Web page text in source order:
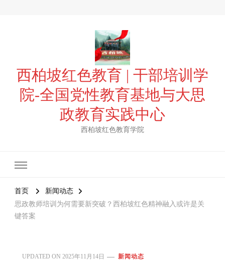
西柏坡红色教育 | 干部培训学
院-全国党性教育基地与大思
政教育实践中心
西柏坡红色教育学院
首页
新闻动态
思政教师培训为何需要新突破？西柏坡红色精神融入或许是关
键答案
UPDATED ON 2025年11月14日 新闻动态